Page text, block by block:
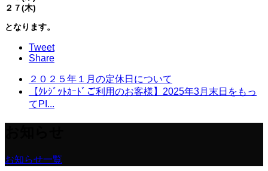
２７(木)
となります。
Tweet
Share
２０２５年１月の定休日について
【ｸﾚｼﾞｯﾄｶｰﾄﾞご利用のお客様】2025年3月末日をもっ
てPI...
お知らせ一覧